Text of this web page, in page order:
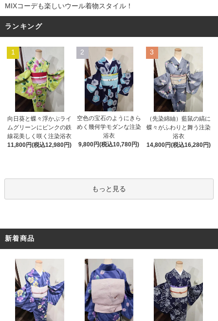
MIXコーデも楽しいウール着物スタイル！
ランキング
1
向日葵と蝶々浮かぶライ
ムグリーンにピンクの鉄
線花美しく咲く注染浴衣
11,800円(税込12,980円)
2
空色の宝石のようにきら
めく幾何学モダンな注染
浴衣
9,800円(税込10,780円)
3
（先染綿紬）藍鼠の縞に
蝶々がふわりと舞う注染
浴衣
14,800円(税込16,280円)
もっと見る
新着商品